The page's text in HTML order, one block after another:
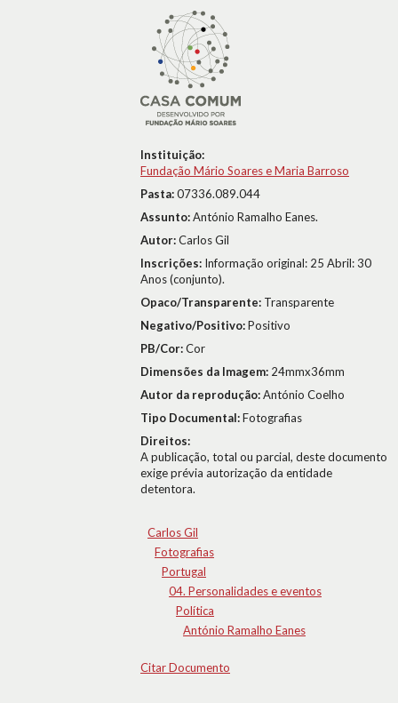
Instituição:
Fundação Mário Soares e Maria Barroso
Pasta:07336.089.044
Assunto:António Ramalho Eanes.
Autor:Carlos Gil
Inscrições: Informação original: 25 Abril: 30
Anos (conjunto).
Opaco/Transparente: Transparente
Negativo/Positivo:Positivo
PB/Cor:Cor
Dimensões da Imagem: 24mmx36mm
Autor da reprodução:António Coelho
Tipo Documental:Fotografias
Direitos:
A publicação, total ou parcial, deste documento
exige prévia autorização da entidade
detentora.
Carlos Gil
Fotografias
Portugal
04. Personalidades e eventos
Política
António Ramalho Eanes
Citar Documento